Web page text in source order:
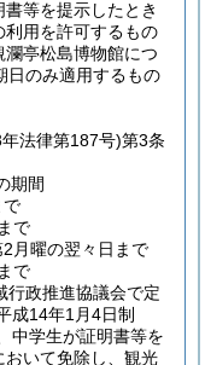
等を提示したとき
利用を許可するもの
亭松島博物館につ
日のみ適用するもの
法律第187号)第3条
期間
で
月曜の翌々日まで
で
行政推進協議会で定
成14年1月4日制
中学生が証明書等を
いて免除し、観光